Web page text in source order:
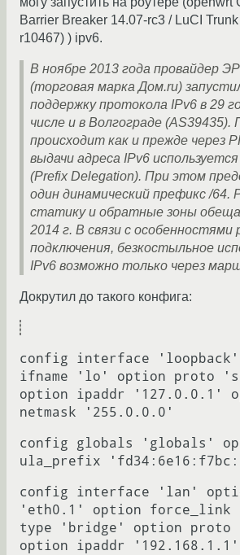
Barrier Breaker 14.07-rc3 / LuCI
r10467) ) ipv6.
В ноябре 2013 года провайдер
(торговая марка Дом.ru)
поддержку протокола IPv6 в 29
числе и в Волгограде (AS39435).
происходит как и прежде через
выдачи адреса IPv6
(Prefix Delegation). При этом
один динамический префикс /64.
статику и обратные зоны
2014 г. В связи с особенностями
подключения, безкостыльное
IPv6 возможно только через
Докрутил до такого конфига:
config interface
ifname 'lo' option proto
option ipaddr '127.0.0.1'
netmask '255.0.0.0'
config globals 'globals'
ula_prefix
config interface 'lan'
'eth0.1' option
type 'bridge' option
option ipaddr